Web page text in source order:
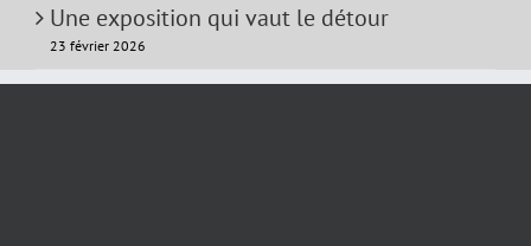
Une exposition qui vaut le détour
23 février 2026